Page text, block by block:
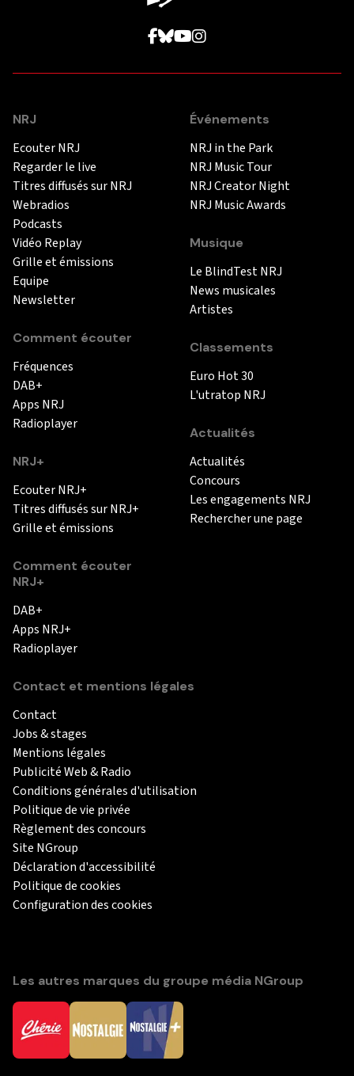
NRJ
Ecouter NRJ
Regarder le live
Titres diffusés sur NRJ
Webradios
Podcasts
Vidéo Replay
Grille et émissions
Equipe
Newsletter
Comment écouter
Fréquences
DAB+
Apps NRJ
Radioplayer
NRJ+
Ecouter NRJ+
Titres diffusés sur NRJ+
Grille et émissions
Comment écouter
NRJ+
DAB+
Apps NRJ+
Radioplayer
Événements
NRJ in the Park
NRJ Music Tour
NRJ Creator Night
NRJ Music Awards
Musique
Le BlindTest NRJ
News musicales
Artistes
Classements
Euro Hot 30
L'utratop NRJ
Actualités
Actualités
Concours
Les engagements NRJ
Rechercher une page
Contact et mentions légales
Contact
Jobs & stages
Mentions légales
Publicité Web & Radio
Conditions générales d'utilisation
Politique de vie privée
Règlement des concours
Site NGroup
Déclaration d'accessibilité
Politique de cookies
Configuration des cookies
Les autres marques du groupe média NGroup